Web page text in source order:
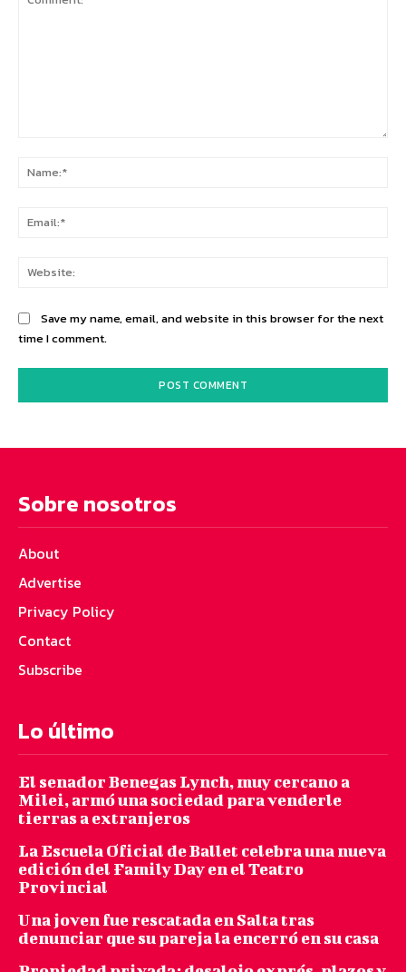
Save my name, email, and website in this browser for the next
time I comment.
Sobre nosotros
About
Advertise
Privacy Policy
Contact
Subscribe
Lo último
El senador Benegas Lynch, muy cercano a
Milei, armó una sociedad para venderle
tierras a extranjeros
La Escuela Oficial de Ballet celebra una nueva
edición del Family Day en el Teatro
Provincial
Una joven fue rescatada en Salta tras
denunciar que su pareja la encerró en su casa